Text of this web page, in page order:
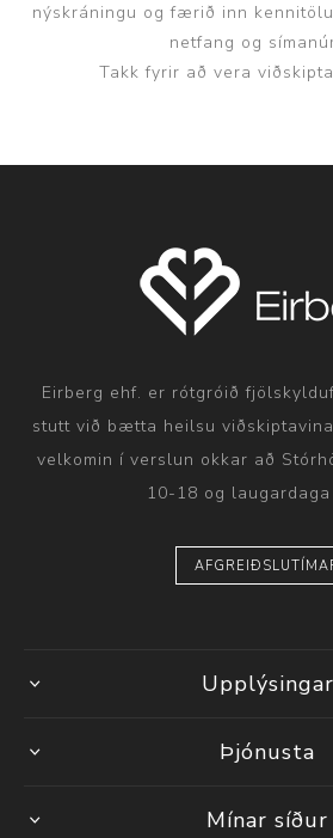
nýskráningu og færið inn
netfang og
Takk fyrir að vera
Eirberg ehf. er rótgróið
stutt við bætta heilsu
velkomin í verslun okkar að
10-18 og
Upplýsingar
Þjónusta
Mínar síður